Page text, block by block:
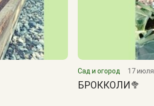
Сад и огород 17 июля
БРОККОЛИ🥦